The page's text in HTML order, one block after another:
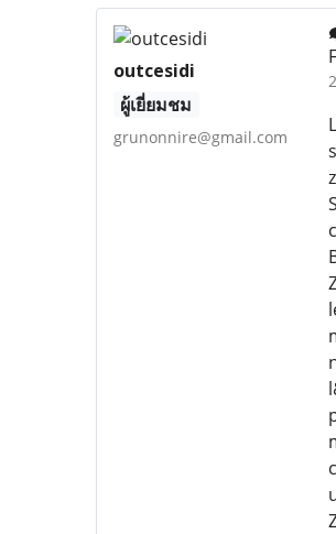
outcesidi
ผู้เยี่ยมชม
grunonnire@gmail.com